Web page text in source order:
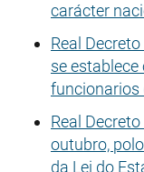
carácter
Real
se
funcionarios
Real
outubro,
da Lei do